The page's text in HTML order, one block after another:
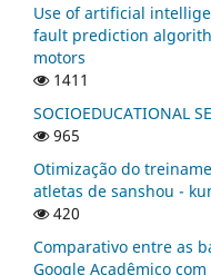
Use of artificial
fault prediction
motors
1411
SOCIOEDUCATIONAL
965
Otimização do
atletas de sanshou -
420
Comparativo entre as
Google Acadêmico